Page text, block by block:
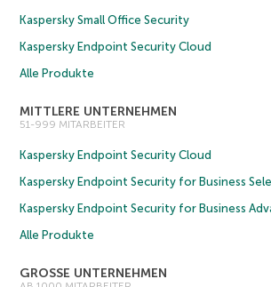
Kaspersky Small Office Security
Kaspersky Endpoint Security Cloud
Alle Produkte
MITTLERE UNTERNEHMEN
51-999 MITARBEITER
Kaspersky Endpoint Security Cloud
Kaspersky Endpoint Security for Business
Kaspersky Endpoint Security for Business
Alle Produkte
GROSSE UNTERNEHMEN